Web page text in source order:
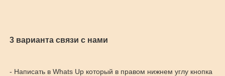
3 варианта связи с нами
- Написать в Whats Up который в правом нижнем углу кнопка